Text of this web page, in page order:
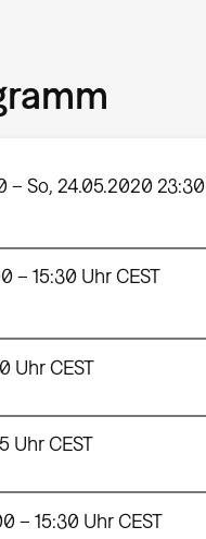
– So, 24.05.2020 23:30
– 15:30 Uhr CEST
Uhr CEST
Uhr CEST
– 15:30 Uhr CEST